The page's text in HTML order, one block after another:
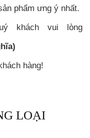
phẩm ưng ý nhất.
khách vui lòng
hàng!
LOẠI